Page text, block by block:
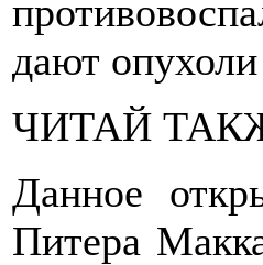
дают опухоли
ЧИТАЙ
Данное
Питера